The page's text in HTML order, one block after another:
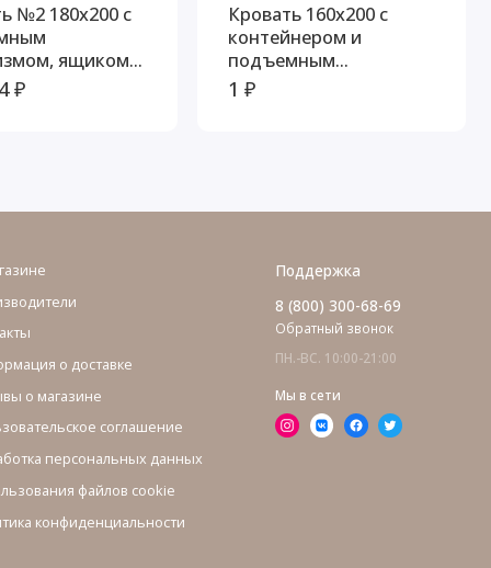
№2 180x200 с
ящиком
Ницца
₽
Кровать 160x200 с
контейнером и
подъемным
механизмом Селена
1 ₽
о доставке
о магазине
соглашение
персональных данных
файлов cookie
конфиденциальности
Поддержка
8 (800) 300-68-69
Обратный звонок
ПН.-ВС. 10:00-21:00
Мы в сети